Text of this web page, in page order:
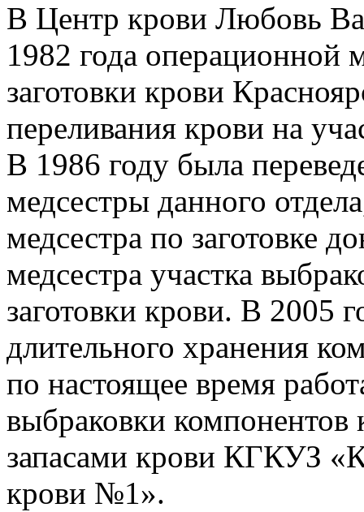
В Центр крови Любовь
1982 года операционной
заготовки крови
переливания крови на
В 1986 году была
медсестры данного
медсестра по заготовке
медсестра участка
заготовки крови. В 2005
длительного хранения
по настоящее время
выбраковки компонентов
запасами крови КГКУЗ
крови №1».